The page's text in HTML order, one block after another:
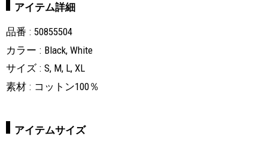
アイテム詳細
品番
50855504
カラー
Black, White
サイズ
S, M, L, XL
素材
コットン100％
アイテムサイズ